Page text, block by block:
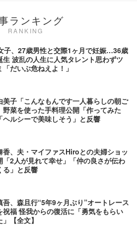
ランキング
RANKING
子、27歳男性と交際1ヶ月で妊娠…36歳
生 波乱の人生に人気タレント思わずツ
「だいぶ危ねえよ！」
美子「こんなもんです一人暮らしの朝ご
野菜を使った手料理公開「作ってみた
ヘルシーで美味しそう」と反響
香、夫・マイファスHiroとの夫婦ショッ
「2人が見れて幸せ」「仲の良さが伝わ
る」と反響
吾、森且行“5年9ヶ月ぶり”オートレース
祝福 怪我からの復活に「勇気をもらい
」【全文】